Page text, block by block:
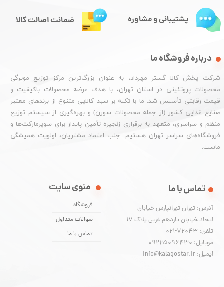
درباره فروشگاه ما
شرکت پخش کالا گستر مهرداد، به عنوان بزرگ‌ترین مرکز توزیع مویرگی
محصولات پروتئینی در استان تهران، با هدف عرضه محصولات باکیفیت و
قیمت رقابتی تأسیس شد. ما با تکیه بر سبد کالایی متنوع از برندهای معتبر
صنایع غذایی کشور (از جمله محصولات سورن) و بهره‌گیری از سیستم توزیع
منظم و سراسری، متعهد به برقراری زنجیره تأمین پایدار برای سوپرمارکت‌ها و
فروشگاه‌های سراسر تهران هستیم. جلب اعتماد مشتریان، اولویت همیشگی
ماست.
منوی سایت
فروشگاه
سوالات متداول
تماس با ما
تماس با ما
آدرس: تهران تهرانپارس خیابان
اتحاد خیابان یازدهم غربی پلاک ۱۷
تلفن: 72043-021
موبایل: 09225096430
ایمیل: info@kalagostar.ir
پشتیبانی و مشاوره ضمانت اصالت کالا